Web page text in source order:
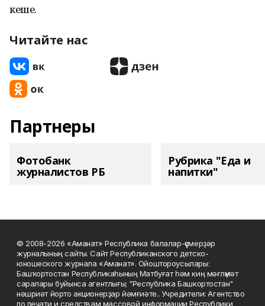
кеше.
Читайте нас
Партнеры
Фотобанк
журналистов РБ
Рубрика "Еда и
напитки"
© 2008-2026 «Аманат» Республика балалар-үҫмерҙәр
журналының сайты. Сайт Республиканского детско-
юношеского журнала «Аманат». Ойоштороусылары:
Башҡортостан Республикаһының Матбуғат һәм киң мәғлүмәт
саралары буйынса агентлығы; "Республика Башкортостан"
нәшриәт йорто акционерҙар йәмғиәте.. Учредители: Агентство
по печати и средствам массовой информации Республики